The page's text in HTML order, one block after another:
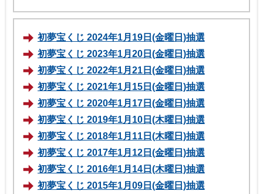
初夢宝くじ 2024年1月19日(金曜日)抽選
初夢宝くじ 2023年1月20日(金曜日)抽選
初夢宝くじ 2022年1月21日(金曜日)抽選
初夢宝くじ 2021年1月15日(金曜日)抽選
初夢宝くじ 2020年1月17日(金曜日)抽選
初夢宝くじ 2019年1月10日(木曜日)抽選
初夢宝くじ 2018年1月11日(木曜日)抽選
初夢宝くじ 2017年1月12日(金曜日)抽選
初夢宝くじ 2016年1月14日(木曜日)抽選
初夢宝くじ 2015年1月09日(金曜日)抽選